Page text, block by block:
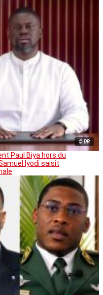
© DR
Paul Biya hors du
Iyodi saisit